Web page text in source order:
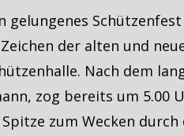
gelungenes Schützenfest
der alten und
Nach dem
zog bereits um 5.00
zum Wecken durch